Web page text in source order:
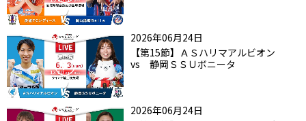
2026年06月24日
【第15節】ＡＳハリマアルビオン
vs 静岡ＳＳＵボニータ
2026年06月24日